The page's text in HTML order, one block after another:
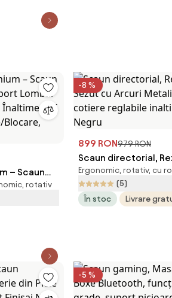
– Scaun
Lombar
Înaltime în 5
Blocare,
rotativ
-8 %
899 RON979 RON
Scaun directorial,
Sezut cu Arcuri
cotiere reglabile
Negru
Ergonomic, rotativ, cu
(5)
În stoc
Livrare
-5 %